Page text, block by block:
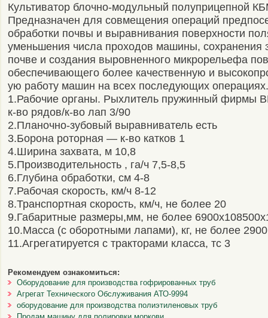
Культиватор блочно-модульный полуприцепной
Предназначен для совмещения операций
обработки почвы и выравнивания поверхности
уменьшения числа проходов машины, сохранения
почве и создания выровненного микрорельефа
обеспечивающего более качественную и
ую работу машин на всех последующих операциях.
1.Рабочие органы. Рыхлитель пружинный фирмы
к-во рядов/к-во лап 3/90
2.Планочно-зубовый выравниватель есть
3.Борона роторная — к-во катков 1
4.Ширина захвата, м 10,8
5.Производительность , га/ч 7,5-8,5
6.Глубина обработки, см 4-8
7.Рабочая скорость, км/ч 8-12
8.Транспортная скорость, км/ч, не более 20
9.Габаритные размеры,мм, не более
10.Масса (с оборотными лапами), кг, не более 2900
11.Агрегатируется с тракторами класса, тс 3
Рекомендуем ознакомиться:
Оборудование для производства гофрированных труб
Агрегат Технического Обслуживания АТО-9994
оборудование для производства полиэтиленовых труб